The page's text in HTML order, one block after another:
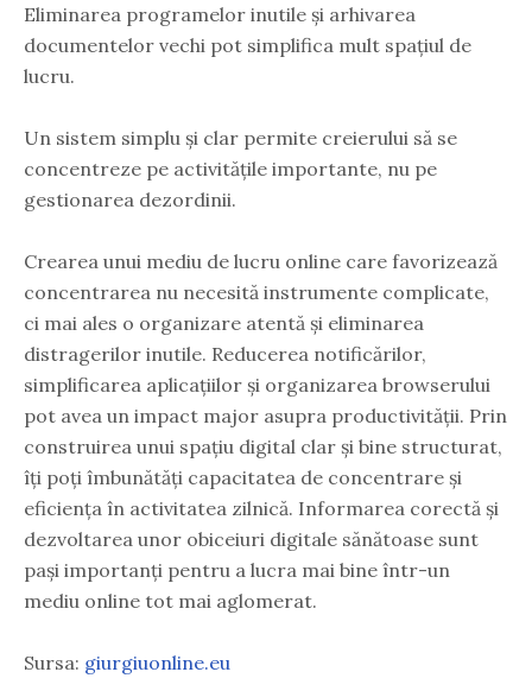
Eliminarea programelor inutile și arhivarea
documentelor vechi pot simplifica mult spațiul de
lucru.
Un sistem simplu și clar permite creierului să se
concentreze pe activitățile importante, nu pe
gestionarea dezordinii.
Crearea unui mediu de lucru online care favorizează
concentrarea nu necesită instrumente complicate,
ci mai ales o organizare atentă și eliminarea
distragerilor inutile. Reducerea notificărilor,
simplificarea aplicațiilor și organizarea browserului
pot avea un impact major asupra productivității. Prin
construirea unui spațiu digital clar și bine structurat,
îți poți îmbunătăți capacitatea de concentrare și
eficiența în activitatea zilnică. Informarea corectă și
dezvoltarea unor obiceiuri digitale sănătoase sunt
pași importanți pentru a lucra mai bine într-un
mediu online tot mai aglomerat.
Sursa: giurgiuonline.eu